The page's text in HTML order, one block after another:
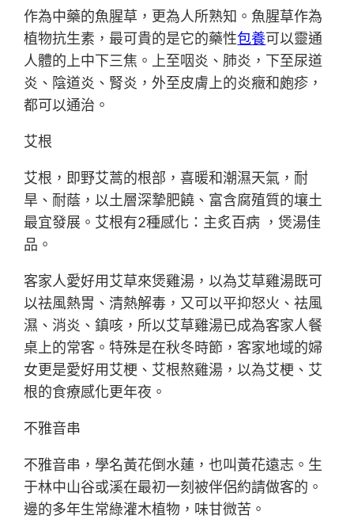
作為中藥的魚腥草，更為人所熟知。魚腥草作為
植物抗生素，最可貴的是它的藥性包養可以靈通
人體的上中下三焦。上至咽炎、肺炎，下至尿道
炎、陰道炎、腎炎，外至皮膚上的炎癥和皰疹，
都可以通治。
艾根
艾根，即野艾蒿的根部，喜暖和潮濕天氣，耐
旱、耐蔭，以土層深摯肥饒、富含腐殖質的壤土
最宜發展。艾根有2種感化：主炙百病 ，煲湯佳
品。
客家人愛好用艾草來煲雞湯，以為艾草雞湯既可
以祛風熱胃、清熱解毒，又可以平抑怒火、祛風
濕、消炎、鎮咳，所以艾草雞湯已成為客家人餐
桌上的常客。特殊是在秋冬時節，客家地域的婦
女更是愛好用艾梗、艾根熬雞湯，以為艾梗、艾
根的食療感化更年夜。
不雅音串
不雅音串，學名黃花倒水蓮，也叫黃花遠志。生
于林中山谷或溪在最初一刻被伴侶約請做客的。
邊的多年生常綠灌木植物，味甘微苦。